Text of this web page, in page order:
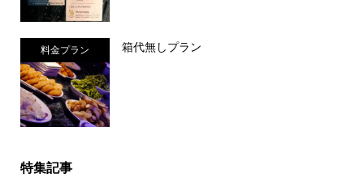
料金プラン 箱代無しプラン
特集記事